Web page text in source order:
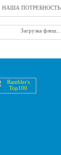
НАША ПОТРЕБНОСТЬ
Загрузка флеш...